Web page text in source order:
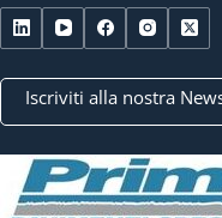
Iscriviti alla nostra